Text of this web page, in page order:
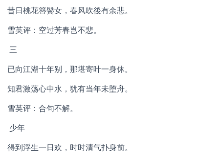
昔日桃花簪鬓女，春风吹後有余悲。
雪英评：空过芳春岂不悲。
三
已向江湖十年别，那堪寄叶一身休。
知君激荡心中水，犹有当年未堕舟。
雪英评：合句不解。
少年
得到浮生一日欢，时时清气扑身前。